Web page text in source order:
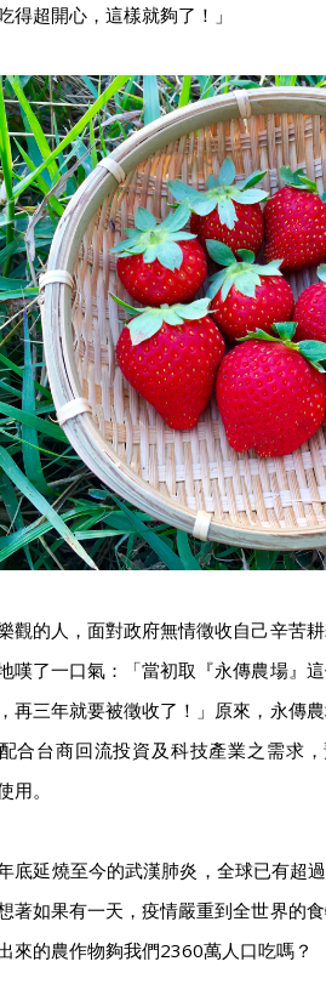
得超開心，這樣就夠了！」
觀的人，面對政府無情徵收自己辛苦
嘆了一口氣：「當初取『永傳農場』
再三年就要被徵收了！」原來，永傳
合台商回流投資及科技產業之需求
用。
底延燒至今的武漢肺炎，全球已有超
著如果有一天，疫情嚴重到全世界的
來的農作物夠我們2360萬人口吃嗎？